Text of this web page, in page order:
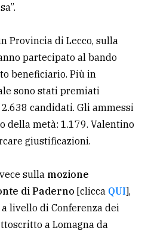
Provincia di Lecco, sulla
partecipato al bando
beneficiario. Più in
sono stati premiati
candidati. Gli ammessi
della metà: 1.179. Valentino
giustificazioni.
sulla mozione
di Paderno [clicca QUI],
livello di Conferenza dei
a Lomagna da